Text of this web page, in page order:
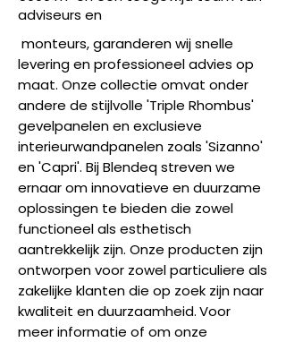
adviseurs en
monteurs, garanderen wij snelle
levering en professioneel advies op
maat. Onze collectie omvat onder
andere de stijlvolle 'Triple Rhombus'
gevelpanelen en exclusieve
interieurwandpanelen zoals 'Sizanno'
en 'Capri'. Bij Blendeq streven we
ernaar om innovatieve en duurzame
oplossingen te bieden die zowel
functioneel als esthetisch
aantrekkelijk zijn. Onze producten zijn
ontworpen voor zowel particuliere als
zakelijke klanten die op zoek zijn naar
kwaliteit en duurzaamheid.Voor
meer informatie of om onze